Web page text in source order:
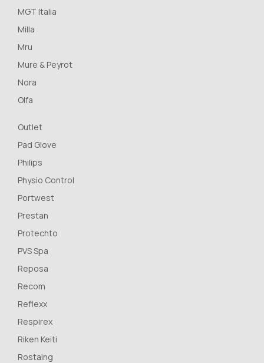
MGT Italia
Milla
Mru
Mure & Peyrot
Nora
Olfa
Outlet
Pad Glove
Philips
Physio Control
Portwest
Prestan
Protechto
PVS Spa
Reposa
Recom
Reflexx
Respirex
Riken Keiti
Rostaing